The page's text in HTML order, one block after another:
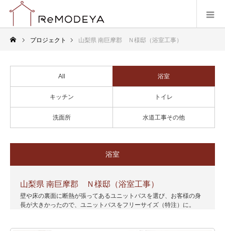
プロジェクト 山梨県 南巨摩郡 Ｎ様邸（浴室工事）
All 浴室
キッチン トイレ
洗面所 水道工事その他
浴室
山梨県 南巨摩郡 Ｎ様邸（浴室工事）
壁や床の裏面に断熱が張ってあるユニットバスを選び、お客様の身
長が大きかったので、ユニットバスをフリーサイズ（特注）に。